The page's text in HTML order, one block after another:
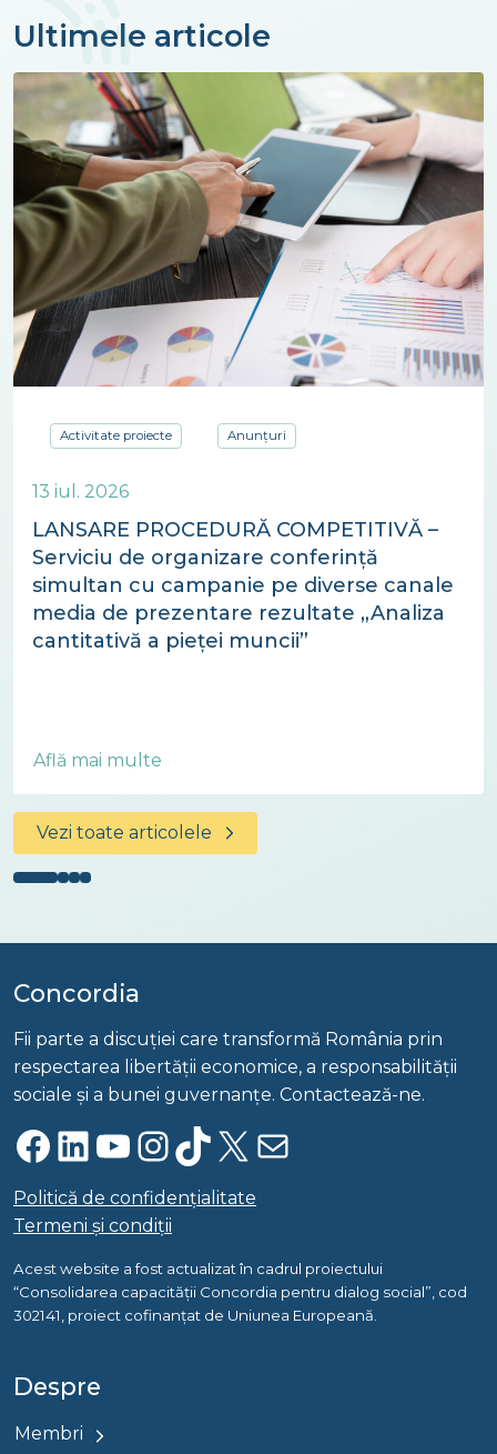
Ultimele articole
Activitate proiecte Anunțuri
13 iul. 2026
LANSARE PROCEDURĂ COMPETITIVĂ –
Serviciu de organizare conferință
simultan cu campanie pe diverse canale
media de prezentare rezultate „Analiza
cantitativă a pieței muncii”
Află mai multe
Vezi toate articolele
Concordia
Fii parte a discuției care transformă România prin
respectarea libertății economice, a responsabilității
sociale și a bunei guvernanțe. Contactează-ne.
Facebook LinkedIn YouTube InstagramTikTok X Mail
Politică de confidențialitate
Termeni și condiții
Acest website a fost actualizat în cadrul proiectului
“Consolidarea capacității Concordia pentru dialog social”, cod
302141, proiect cofinanțat de Uniunea Europeană.
Despre
Membri